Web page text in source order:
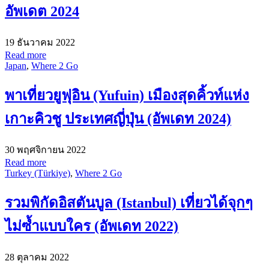
อัพเดต 2024
19 ธันวาคม 2022
Read more
Japan, Where 2 Go
พาเที่ยวยูฟุอิน (Yufuin) เมืองสุดคิ้วท์แห่ง
เกาะคิวชู ประเทศญี่ปุ่น (อัพเดท 2024)
30 พฤศจิกายน 2022
Read more
Turkey (Türkiye), Where 2 Go
รวมพิกัดอิสตันบูล (Istanbul) เที่ยวได้จุกๆ
ไม่ซ้ำแบบใคร (อัพเดท 2022)
28 ตุลาคม 2022